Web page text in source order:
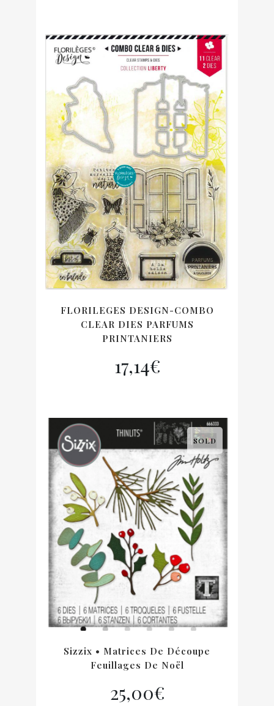
FLORILEGES DESIGN-COMBO
CLEAR DIES PARFUMS
PRINTANIERS
17,14€
SOLD
Sizzix • Matrices De Découpe
Feuillages De Noël
25,00€